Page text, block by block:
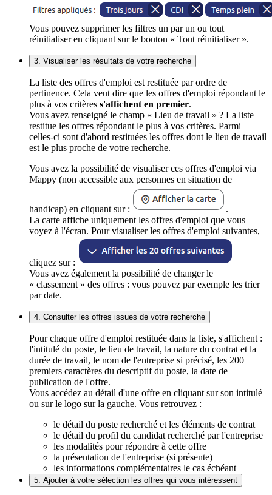
Vous pouvez supprimer les filtres un par un ou tout
réinitialiser en cliquant sur le bouton « Tout réinitialiser ».
3. Visualiser les résultats de votre recherche
La liste des offres d'emploi est restituée par ordre de
pertinence. Cela veut dire que les offres d'emploi répondant le
plus à vos critères s'affichent en premier.
Vous avez renseigné le champ « Lieu de travail » ? La liste
restitue les offres répondant le plus à vos critères. Parmi
celles-ci sont d'abord restituées les offres dont le lieu de travail
est le plus proche de votre recherche.
Vous avez la possibilité de visualiser ces offres d'emploi via
Mappy (non accessible aux personnes en situation de
handicap) en cliquant sur :
.
La carte affiche uniquement les offres d'emploi que vous
voyez à l'écran. Pour visualiser les offres d'emploi suivantes,
cliquez sur :
Vous avez également la possibilité de changer le
« classement » des offres : vous pouvez par exemple les trier
par date.
4. Consulter les offres issues de votre recherche
Pour chaque offre d'emploi restituée dans la liste, s'affichent :
l'intitulé du poste, le lieu de travail, la nature du contrat et la
durée de travail, le nom de l'entreprise si précisé, les 200
premiers caractères du descriptif du poste, la date de
publication de l'offre.
Vous accédez au détail d'une offre en cliquant sur son intitulé
ou sur le logo sur la gauche. Vous retrouvez :
le détail du poste recherché et les éléments de contrat
le détail du profil du candidat recherché par l'entreprise
les modalités pour répondre à cette offre
la présentation de l'entreprise (si présente)
les informations complémentaires le cas échéant
5. Ajouter à votre sélection les offres qui vous intéressent